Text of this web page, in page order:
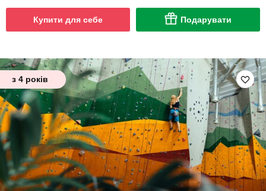
Купити для себе Подарувати
з 4 років